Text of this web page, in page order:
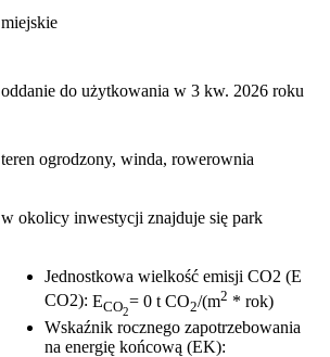
miejskie
oddanie do użytkowania w 3 kw. 2026 roku
teren ogrodzony, winda, rowerownia
w okolicy inwestycji znajduje się park
Jednostkowa wielkość emisji CO2 (E
CO2): ECO2
= 0 t CO2/(m2 * rok)
Wskaźnik rocznego zapotrzebowania
na energię końcową (EK):